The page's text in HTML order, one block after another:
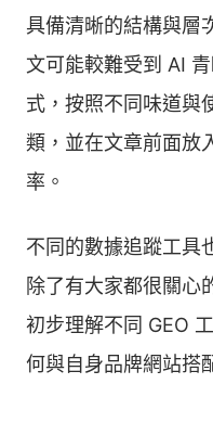
具備清晰的結構與層
文可能較難受到 AI
式，按照不同味道與
類，並在文章前面放
率。
不同的數據追蹤工具
除了有大家都很關心
初步理解不同 GEO
何與自身品牌網站搭